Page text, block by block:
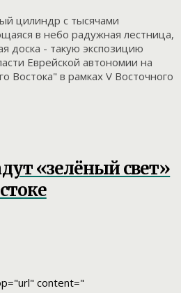
цилиндр с тысячами
в небо радужная лестница,
доска - такую экспозицию
Еврейской автономии на
Востока" в рамках V Восточного
«зелёный свет»
content="